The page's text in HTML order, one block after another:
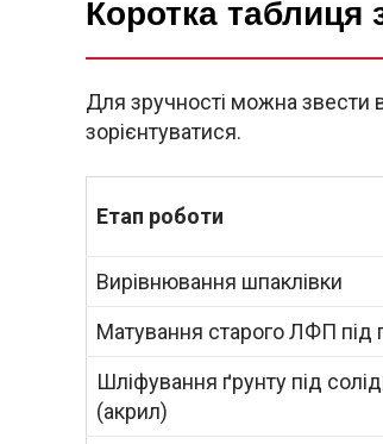
Коротка таблиця
Для зручності можна звести
зорієнтуватися.
Етап роботи
Вирівнювання шпаклівки
Матування старого ЛФП під
Шліфування ґрунту під
(акрил)